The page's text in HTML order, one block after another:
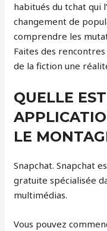
habitués du tchat qui
changement de
comprendre les
Faites des
de la fiction une
QUELLE
LE
Snapchat. Snapchat
gratuite spécialisée
multimédias.
Vous pouvez